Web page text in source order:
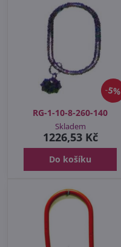
5%
RG-1-10-8-260-140
Skladem
1226,53 Kč
Do košíku